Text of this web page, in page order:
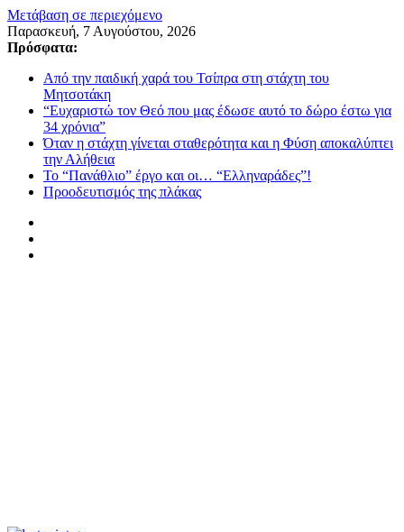
Μετάβαση σε περιεχόμενο
Παρασκευή, 7 Αυγούστου, 2026
Πρόσφατα:
Από την παιδική χαρά του Τσίπρα στη στάχτη του
Μητσοτάκη
“Ευχαριστώ τον Θεό που μας έδωσε αυτό το δώρο έστω για
34 χρόνια”
Όταν η στάχτη γίνεται σταθερότητα και η Φύση αποκαλύπτει
την Αλήθεια
Το “Πανάθλιο” έργο και οι… “Ελληναράδες”!
Προοδευτισμός της πλάκας